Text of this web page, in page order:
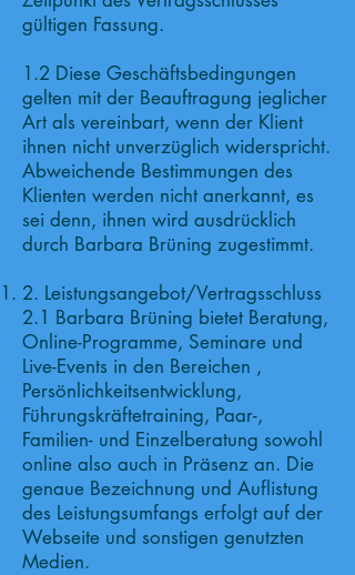
gültigen Fassung.
1.2 Diese Geschäftsbedingungen
gelten mit der Beauftragung jeglicher
Art als vereinbart, wenn der Klient
ihnen nicht unverzüglich widerspricht.
Abweichende Bestimmungen des
Klienten werden nicht anerkannt, es
sei denn, ihnen wird ausdrücklich
durch Barbara Brüning zugestimmt.
2. Leistungsangebot/Vertragsschluss
2.1 Barbara Brüning bietet Beratung,
Online-Programme, Seminare und
Live-Events in den Bereichen ,
Persönlichkeitsentwicklung,
Führungskräftetraining, Paar-,
Familien- und Einzelberatung sowohl
online also auch in Präsenz an. Die
genaue Bezeichnung und Auflistung
des Leistungsumfangs erfolgt auf der
Webseite und sonstigen genutzten
Medien.